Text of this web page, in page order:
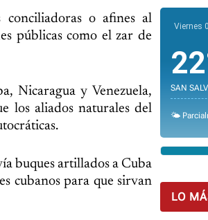
conciliadoras o afines al
públicas como el zar de
Nicaragua y Venezuela,
los aliados naturales del
buques artillados a Cuba
cubanos para que sirvan
Viernes
SAN
🌤️
LO